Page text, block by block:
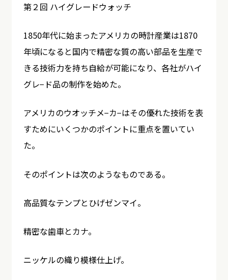
第２回 ハイグレードウォッチ
1850年代に始まったアメリカの時計産業は1870
年頃になると国内で精密な質の高い部品を生産で
きる技術力を持ち自給が可能になり、各社がハイ
グレ−ド品の制作を始めた。
アメリカのウオッチメ−カ−はその優れた技術を表
すためにいくつかのポイントに重点を置いてい
た。
そのポイントは次のようなものである。
高品質なテンプとひげゼンマイ。
精密な歯車とカナ。
ニッケルの織り模様仕上げ。